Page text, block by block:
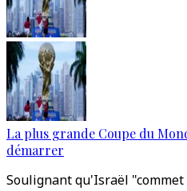
La plus grande Coupe du
démarrer
Soulignant qu'Israël "commet